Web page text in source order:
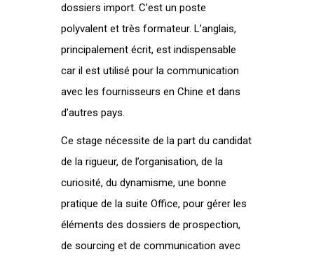
dossiers import. C’est un poste
polyvalent et très formateur. L’anglais,
principalement écrit, est indispensable
car il est utilisé pour la communication
avec les fournisseurs en Chine et dans
d’autres pays.
Ce stage nécessite de la part du candidat
de la rigueur, de l’organisation, de la
curiosité, du dynamisme, une bonne
pratique de la suite Office, pour gérer les
éléments des dossiers de prospection,
de sourcing et de communication avec